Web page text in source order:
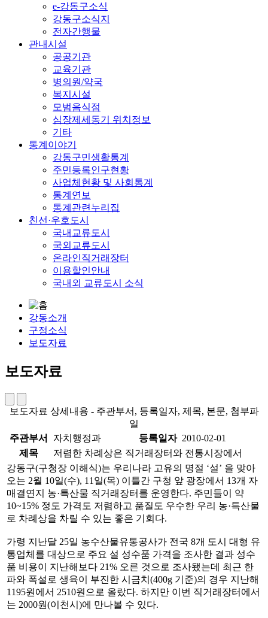
e-강동구소식
강동구소식지
전자간행물
관내시설
공공기관
교육기관
병의원/약국
복지시설
모범음식점
심장제세동기 위치정보
기타
통계이야기
강동구민생활통계
주민등록인구현황
사업체현황 및 사회통계
통계연보
통계관련누리집
친선·우호도시
국내교류도시
국외교류도시
온라인직거래장터
이용할인안내
국내외 교류도시 소식
강동소개
구정소식
보도자료
보도자료
보도자료 상세내용 - 주관부서, 등록일자, 제목, 본문, 첨부파
일
주관부서
자치행정과 등록일자 2010-02-01
제목
저렴한 차례상은 직거래장터와 전통시장에서
강동구(구청장 이해식)는 우리나라 고유의 명절 ‘설’ 을 맞아
오는 2월 10일(수), 11일(목) 이틀간 구청 앞 광장에서 13개 자
매결연지 농·특산물 직거래장터를 운영한다. 주민들이 약
10~15% 정도 가격도 저렴하고 품질도 우수한 우리 농·특산물
로 차례상을 차릴 수 있는 좋은 기회다.
가령 지난달 25일 농수산물유통공사가 전국 8개 도시 대형 유
통업체를 대상으로 주요 설 성수품 가격을 조사한 결과 성수
품 비용이 지난해보다 21% 오른 것으로 조사됐는데 최근 한
파와 폭설로 생육이 부진한 시금치(400g 기준)의 경우 지난해
1195원에서 2510원으로 올랐다. 하지만 이번 직거래장터에서
는 2000원(이천시)에 만나볼 수 있다.